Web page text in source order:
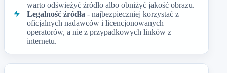
warto odświeżyć źródło albo obniżyć jakość obrazu.
Legalność źródła - najbezpieczniej korzystać z
oficjalnych nadawców i licencjonowanych
operatorów, a nie z przypadkowych linków z
internetu.